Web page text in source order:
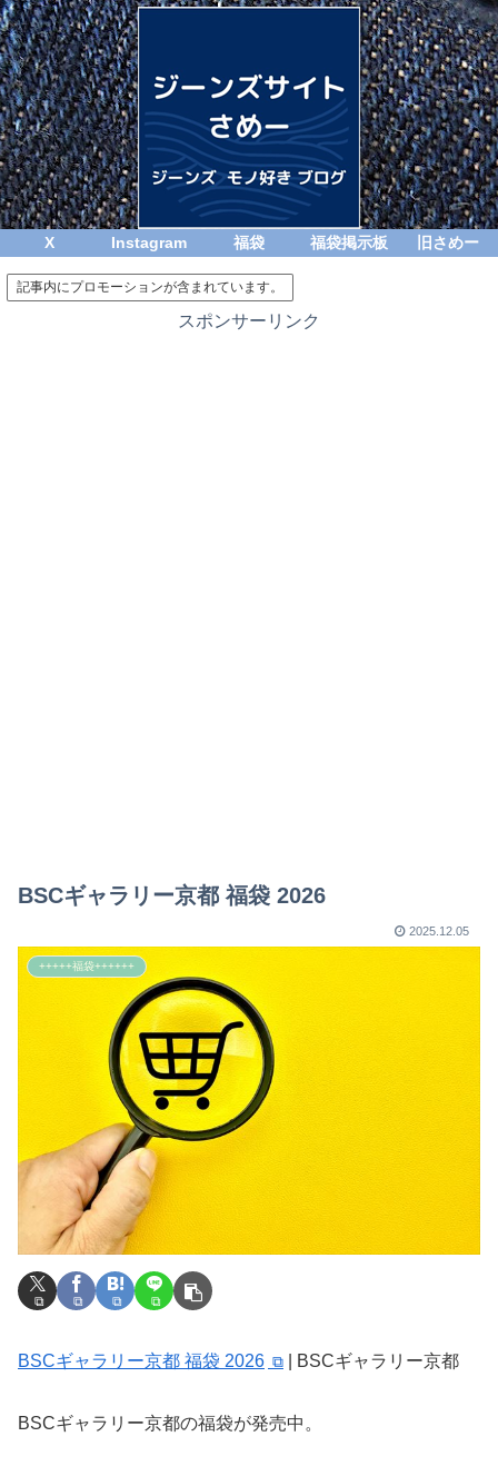
X Instagram 福袋 福袋掲示板 旧さめー
記事内にプロモーションが含まれています。
スポンサーリンク
BSCギャラリー京都 福袋 2026
2025.12.05
+++++福袋++++++
BSCギャラリー京都 福袋 2026 | BSCギャラリー京都
BSCギャラリー京都の福袋が発売中。